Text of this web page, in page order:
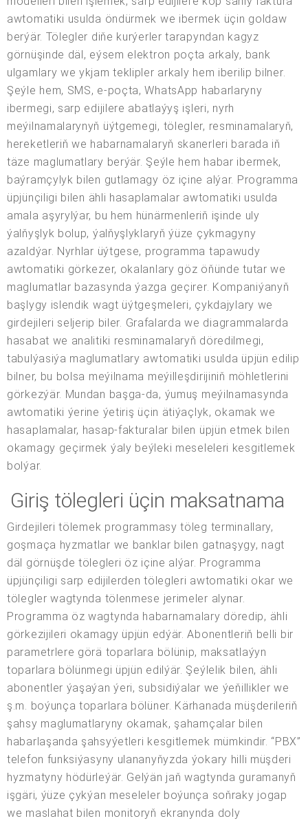
awtomatiki usulda öndürmek we ibermek üçin goldaw
berýär. Tölegler diňe kurýerler tarapyndan kagyz
görnüşinde däl, eýsem elektron poçta arkaly, bank
ulgamlary we ykjam teklipler arkaly hem iberilip bilner.
Şeýle hem, SMS, e-poçta, WhatsApp habarlaryny
ibermegi, sarp edijilere abatlaýyş işleri, nyrh
meýilnamalarynyň üýtgemegi, tölegler, resminamalaryň,
hereketleriň we habarnamalaryň skanerleri barada iň
täze maglumatlary berýär. Şeýle hem habar ibermek,
baýramçylyk bilen gutlamagy öz içine alýar. Programma
üpjünçiligi bilen ähli hasaplamalar awtomatiki usulda
amala aşyrylýar, bu hem hünärmenleriň işinde uly
ýalňyşlyk bolup, ýalňyşlyklaryň ýüze çykmagyny
azaldýar. Nyrhlar üýtgese, programma tapawudy
awtomatiki görkezer, okalanlary göz öňünde tutar we
maglumatlar bazasynda ýazga geçirer. Kompaniýanyň
başlygy islendik wagt üýtgeşmeleri, çykdajylary we
girdejileri seljerip biler. Grafalarda we diagrammalarda
hasabat we analitiki resminamalaryň döredilmegi,
tabulýasiýa maglumatlary awtomatiki usulda üpjün edilip
bilner, bu bolsa meýilnama meýilleşdirijiniň möhletlerini
görkezýär. Mundan başga-da, ýumuş meýilnamasynda
awtomatiki ýerine ýetiriş üçin ätiýaçlyk, okamak we
hasaplamalar, hasap-fakturalar bilen üpjün etmek bilen
okamagy geçirmek ýaly beýleki meseleleri kesgitlemek
bolýar.
Giriş tölegleri üçin maksatnama
Girdejileri tölemek programmasy töleg terminallary,
goşmaça hyzmatlar we banklar bilen gatnaşygy, nagt
däl görnüşde tölegleri öz içine alýar. Programma
üpjünçiligi sarp edijilerden tölegleri awtomatiki okar we
tölegler wagtynda tölenmese jerimeler alynar.
Programma öz wagtynda habarnamalary döredip, ähli
görkezijileri okamagy üpjün edýär. Abonentleriň belli bir
parametrlere görä toparlara bölünip, maksatlaýyn
toparlara bölünmegi üpjün edilýär. Şeýlelik bilen, ähli
abonentler ýaşaýan ýeri, subsidiýalar we ýeňillikler we
ş.m. boýunça toparlara bölüner. Kärhanada müşderileriň
şahsy maglumatlaryny okamak, şahamçalar bilen
habarlaşanda şahsyýetleri kesgitlemek mümkindir. “PBX”
telefon funksiýasyny ulananyňyzda ýokary hilli müşderi
hyzmatyny hödürleýär. Gelýän jaň wagtynda guramanyň
işgäri, ýüze çykýan meseleler boýunça soňraky jogap
we maslahat bilen monitoryň ekranynda doly